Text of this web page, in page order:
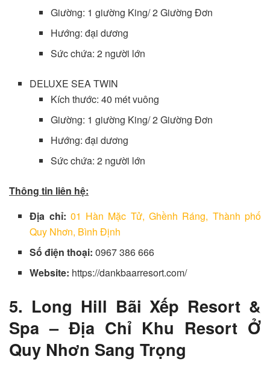
Giường: 1 giường King/ 2 Giường Đơn
Hướng: đại dương
Sức chứa: 2 người lớn
DELUXE SEA TWIN
Kích thước: 40 mét vuông
Giường: 1 giường King/ 2 Giường Đơn
Hướng: đại dương
Sức chứa: 2 người lớn
Thông tin liên hệ:
Địa chỉ: 01 Hàn Mặc Tử, Ghềnh Ráng, Thành phố
Quy Nhơn, Bình Định
Số điện thoại:0967 386 666
Website: https://dankbaarresort.com/
5. Long Hill Bãi Xếp Resort &
Spa – Địa Chỉ Khu Resort Ở
Quy Nhơn Sang Trọng